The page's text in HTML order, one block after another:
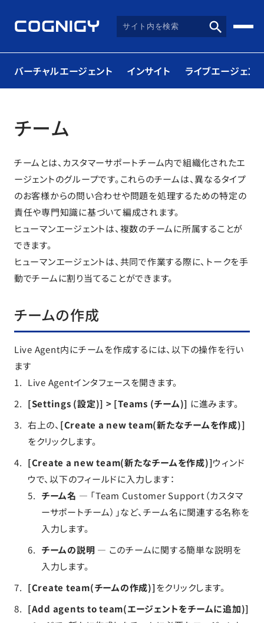
バーチャルエージェント インサイト ライブエージェント
チーム
チームとは、カスタマーサポートチーム内で組織化されたエ
ージェントのグループです。これらのチームは、異なるタイプ
のお客様からの問い合わせや問題を処理するための特定の
責任や専門知識に基づいて編成されます。
ヒューマンエージェントは、複数のチームに所属することが
できます。
ヒューマンエージェントは、共同で作業する際に、トークを手
動でチームに割り当てることができます。
チームの作成
Live Agent内にチームを作成するには、以下の操作を行い
ます
Live Agentインタフェースを開きます。
[Settings (設定)] > [Teams (チーム)] に進みます。
右上の、 [Create a new team(新たなチームを作成)]
をクリックします。
[Create a new team(新たなチームを作成)]ウィンド
ウで、以下のフィールドに入力します：
チーム名 — 「Team Customer Support（カスタマ
ーサポートチーム）」など、チーム名に関連する名称を
入力します。
チームの説明 — このチームに関する簡単な説明を
入力します。
[Create team(チームの作成)]をクリックします。
[Add agents to team(エージェントをチームに追加)]